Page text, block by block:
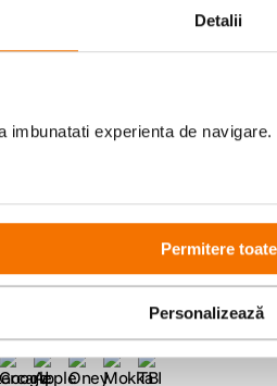
Detalii
imbunatati experienta de
Permitere toate
Personalizează
ne